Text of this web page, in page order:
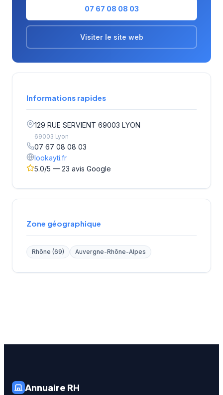
07 67 08 08 03
Visiter le site web
Informations rapides
129 RUE SERVIENT 69003 LYON
69003 Lyon
07 67 08 08 03
lookayti.fr
5.0/5 — 23 avis Google
Zone géographique
Rhône (69) Auvergne-Rhône-Alpes
Annuaire RH